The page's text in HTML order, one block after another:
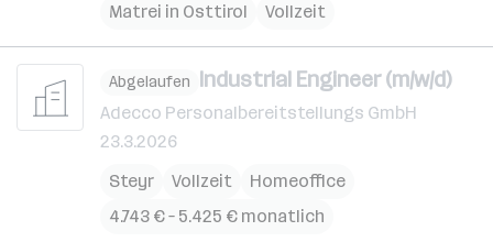
Matrei in Osttirol
Vollzeit
Abgelaufen Industrial Engineer (m/w/d)
Adecco Personalbereitstellungs GmbH
23.3.2026
Steyr
Vollzeit
Homeoffice
4.743 € – 5.425 € monatlich